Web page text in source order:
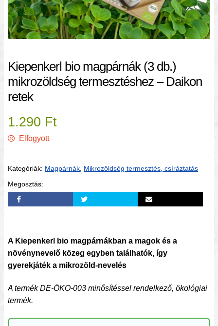
Kiepenkerl bio magpárnák (3 db.)
mikrozöldség termesztéshez – Daikon
retek
1.290 Ft
Elfogyott
Kategóriák: Magpárnák Mikrozöldség termesztés, csíráztatás
Megosztás:
A Kiepenkerl bio magpárnákban a magok és a
növénynevelő közeg egyben találhatók, így
gyerekjáték a mikrozöld-nevelés
A termék DE-ÖKO-003 minősítéssel rendelkező, ökológiai
termék.